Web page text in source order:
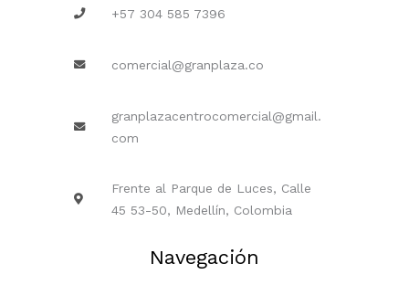
+57 304 585 7396
comercial@granplaza.co
granplazacentrocomercial@gmail.
com
Frente al Parque de Luces, Calle
45 53-50, Medellín, Colombia
Navegación